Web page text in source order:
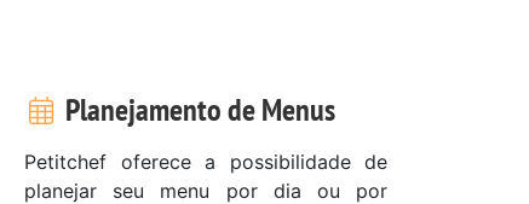
Planejamento de Menus
Petitchef oferece a possibilidade de
planejar seu menu por dia ou por